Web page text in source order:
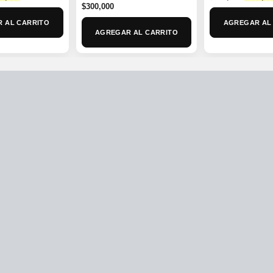
price
AL CARRITO
$300,000
AGREGAR AL CARRITO
price
AGREGAR AL